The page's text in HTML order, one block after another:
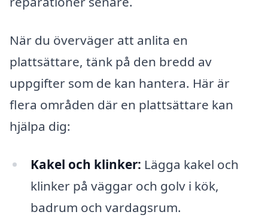
När du överväger att anlita en
plattsättare, tänk på den bredd av
uppgifter som de kan hantera. Här är
flera områden där en plattsättare kan
hjälpa dig:
Kakel och klinker: Lägga kakel och
klinker på väggar och golv i kök,
badrum och vardagsrum.